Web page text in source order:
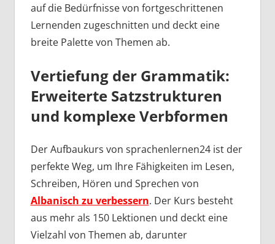
auf die Bedürfnisse von fortgeschrittenen
Lernenden zugeschnitten und deckt eine
breite Palette von Themen ab.
Vertiefung der Grammatik:
Erweiterte Satzstrukturen
und komplexe Verbformen
Der Aufbaukurs von sprachenlernen24 ist der
perfekte Weg, um Ihre Fähigkeiten im Lesen,
Schreiben, Hören und Sprechen von
Albanisch zu verbessern. Der Kurs besteht
aus mehr als 150 Lektionen und deckt eine
Vielzahl von Themen ab, darunter